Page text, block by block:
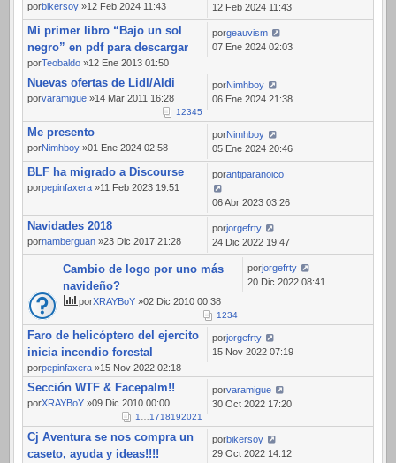
porbikersoy »12 Feb 2024 11:43
12 Feb 2024 11:43
Mi primer libro “Bajo un sol
negro” en pdf para descargar
porTeobaldo »12 Ene 2013 01:50
porgeauvism
07 Ene 2024 02:03
Nuevas ofertas de Lidl/Aldi
porvaramigue »14 Mar 2011 16:28
12345
porNimhboy
06 Ene 2024 21:38
Me presento
porNimhboy »01 Ene 2024 02:58
porNimhboy
05 Ene 2024 20:46
BLF ha migrado a Discourse
porpepinfaxera »11 Feb 2023 19:51
porantiparanoico
06 Abr 2023 03:26
Navidades 2018
pornamberguan »23 Dic 2017 21:28
porjorgefrty
24 Dic 2022 19:47
Cambio de logo por uno más
navideño?
porXRAYBoY »02 Dic 2010 00:38
1234
porjorgefrty
20 Dic 2022 08:41
Faro de helicóptero del ejercito
inicia incendio forestal
porpepinfaxera »15 Nov 2022 02:18
porjorgefrty
15 Nov 2022 07:19
Sección WTF & Facepalm!!
porXRAYBoY »09 Dic 2010 00:00
1…1718192021
porvaramigue
30 Oct 2022 17:20
Cj Aventura se nos compra un
caseto, ayuda y ideas!!!!
porbikersoy
29 Oct 2022 14:12